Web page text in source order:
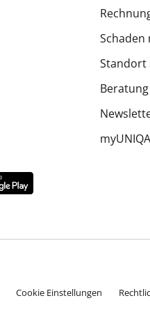
Schaden
Standort
Cookie Einstellungen